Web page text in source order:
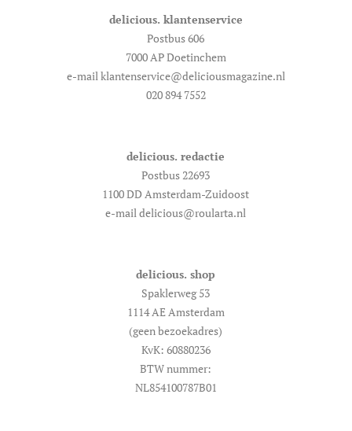
delicious. klantenservice
Postbus 606
7000 AP Doetinchem
e-mail klantenservice@deliciousmagazine.nl
020 894 7552
delicious. redactie
Postbus 22693
1100 DD Amsterdam-Zuidoost
e-mail delicious@roularta.nl
delicious. shop
Spaklerweg 53
1114 AE Amsterdam
(geen bezoekadres)
KvK: 60880236
BTW nummer:
NL854100787B01